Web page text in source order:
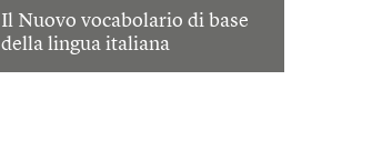
Il Nuovo vocabolario di base
della lingua italiana